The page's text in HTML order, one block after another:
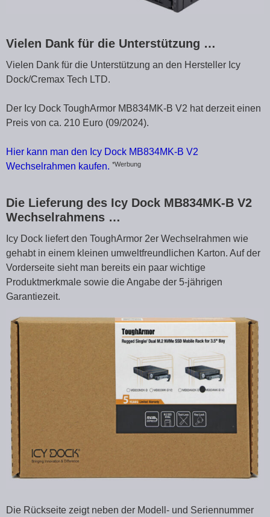
Vielen Dank für die Unterstützung …
Vielen Dank für die Unterstützung an den Hersteller Icy
Dock/Cremax Tech LTD.
Der Icy Dock ToughArmor MB834MK-B V2 hat derzeit einen
Preis von ca. 210 Euro (09/2024).
Hier kann man den Icy Dock MB834MK-B V2
Wechselrahmen kaufen. *Werbung
Die Lieferung des Icy Dock MB834MK-B V2
Wechselrahmens …
Icy Dock liefert den ToughArmor 2er Wechselrahmen wie
gehabt in einem kleinen umweltfreundlichen Karton. Auf der
Vorderseite sieht man bereits ein paar wichtige
Produktmerkmale sowie die Angabe der 5-jährigen
Garantiezeit.
Die Rückseite zeigt neben der Modell- und Seriennummer